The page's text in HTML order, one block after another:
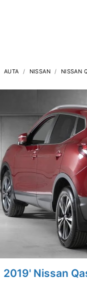
AUTA NISSAN NISSAN
2019' Nissan